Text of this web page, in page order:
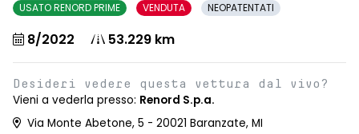
USATO RENORD PRIME VENDUTA NEOPATENTATI
8/2022 53.229 km
Desideri vedere questa vettura dal vivo?
Vieni a vederla presso: Renord S.p.a.
Via Monte Abetone, 5 - 20021 Baranzate, MI